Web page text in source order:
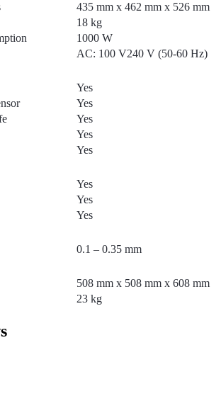
435 mm x 462 mm x 526 mm
18 kg
1000 W
AC: 100 V240 V (50-60 Hz)
Yes
Yes
Yes
Yes
Yes
Yes
Yes
Yes
0.1 – 0.35 mm
508 mm x 508 mm x 608 mm
23 kg